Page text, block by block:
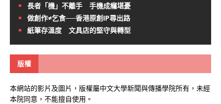
長者「機」不離手 手機成癮堪憂
做創作≠乞食──香港原創IP尋出路
紙筆存溫度 文具店的堅守與轉型
版權
本網站的影片及圖片，版權屬中文大學新聞與傳播學院所有，未經
本院同意，不能擅自使用。